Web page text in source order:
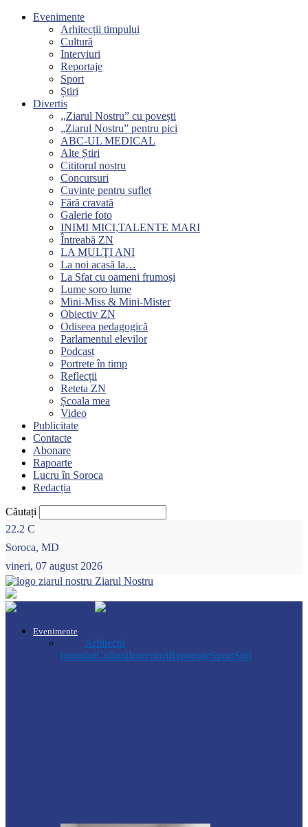
Evenimente
Arhitecții timpului
Cultură
Interviuri
Reportaje
Sport
Știri
Divertis
,,Ziarul Nostru” cu povești
„Ziarul Nostru” pentru pici
ABC-UL MEDICAL
Alte Știri
Cititorul nostru
Concursuri
Cuvinte pentru suflet
Fără cravată
Galerie foto
INIMI MICI,TALENTE MARI
Întreabă ZN
LA MULŢI ANI
La noi acasă la…
La Sfat cu oameni frumoși
Lume soro lume
Mini-Miss & Mini-Mister
Obiectiv ZN
Odiseea pedagogică
Parlamentul elevilor
Podcast
Portrete în timp
Reflecții
Reteta ZN
Școala mea
Video
Publicitate
Contacte
Abonare
Rapoarte
Lucru în Soroca
Redacția
Căutați
22.2 C
Soroca, MD
vineri, 07 august 2026
Ziarul Nostru
Evenimente
Arhitecții
timpuluiCulturăInterviuriReportajeSportȘtiri